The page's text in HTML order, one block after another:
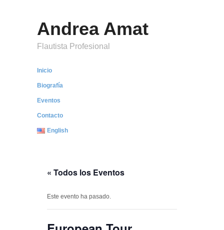
Andrea Amat
Flautista Profesional
Inicio
Biografía
Eventos
Contacto
English
« Todos los Eventos
Este evento ha pasado.